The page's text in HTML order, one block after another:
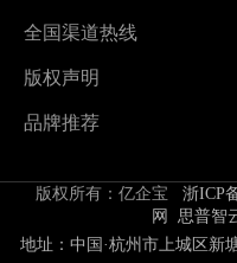
全国渠道热线
版权声明
品牌推荐
版权所有：亿企宝 浙ICP
网
思普智
地址：中国·杭州市上城区新